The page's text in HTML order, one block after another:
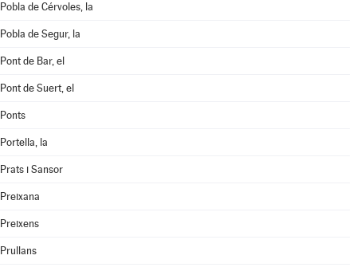
Pobla de Cérvoles, la
Pobla de Segur, la
Pont de Bar, el
Pont de Suert, el
Ponts
Portella, la
Prats i Sansor
Preixana
Preixens
Prullans